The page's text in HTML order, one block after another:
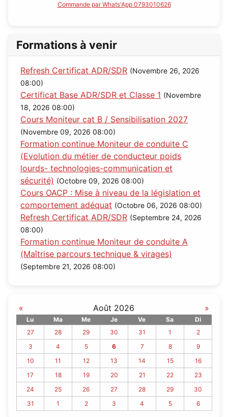
Commande par Whats'App 0793010626
Formations à venir
Refresh Certificat ADR/SDR (Novembre 26, 2026
08:00)
Certificat Base ADR/SDR et Classe 1 (Novembre
18, 2026 08:00)
Cours Moniteur cat B / Sensibilisation 2027
(Novembre 09, 2026 08:00)
Formation continue Moniteur de conduite C
(Evolution du métier de conducteur poids
lourds- technologies-communication et
sécurité) (Octobre 09, 2026 08:00)
Cours OACP : Mise à niveau de la législation et
comportement adéquat (Octobre 06, 2026 08:00)
Refresh Certificat ADR/SDR (Septembre 24, 2026
08:00)
Formation continue Moniteur de conduite A
(Maîtrise parcours technique & virages)
(Septembre 21, 2026 08:00)
« Août 2026 »
Lu Ma Me Je Ve Sa
Di
27
28 29 30 31 1
2
3
4 5 6 7 8
9
10
11 12 13 14 15
16
17
18 19 20 21 22
23
24
25 26 27 28 29
30
31
1 2 3 4 5 6